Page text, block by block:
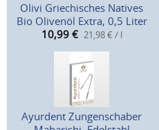
Olivi Griechisches Natives
Bio Olivenöl Extra, 0,5 Liter
10,99 € 21,98 € / l
Ayurdent Zungenschaber